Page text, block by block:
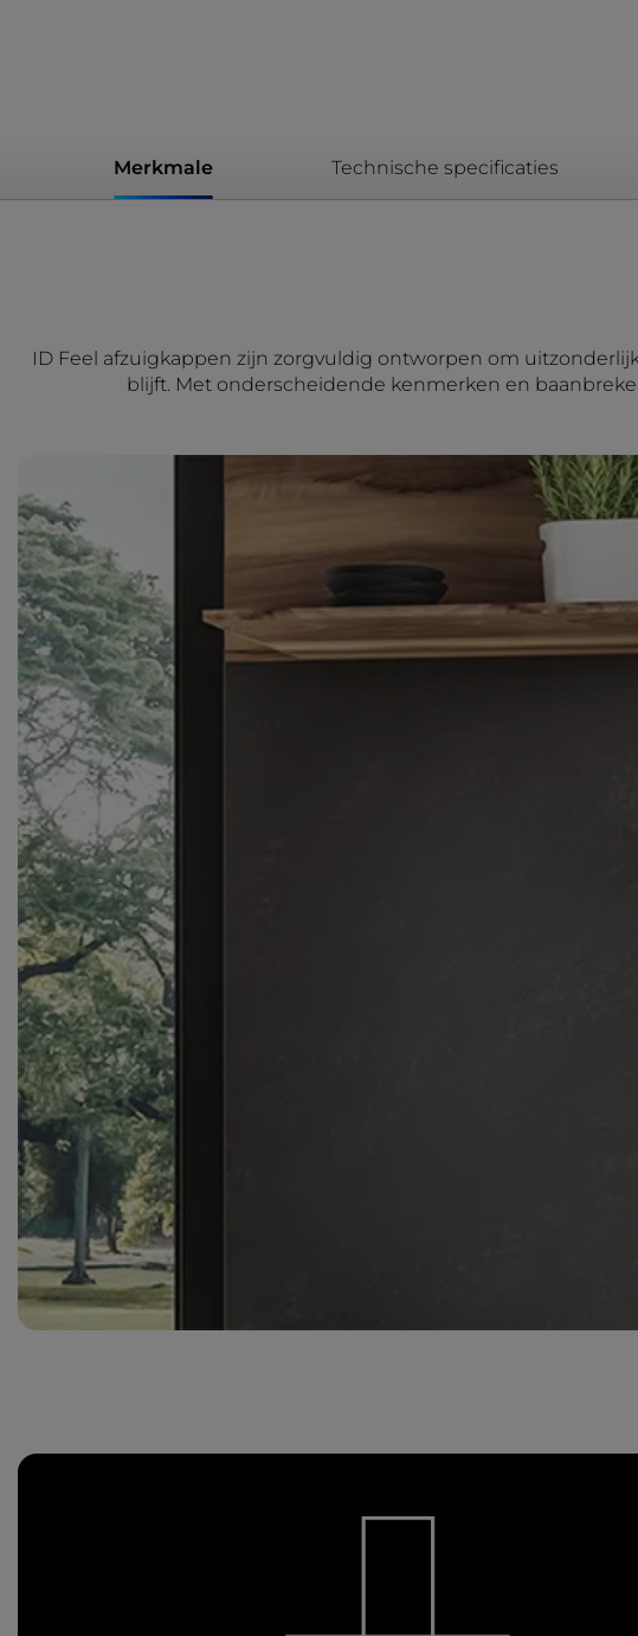
Merkmale Technische specificaties
ID Feel afzuigkappen zijn zorgvuldig ontworpen om
blijft. Met onderscheidende kenmerken en